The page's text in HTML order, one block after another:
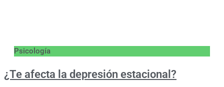
Psicología
¿Te afecta la depresión estacional?